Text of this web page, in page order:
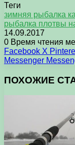
Теги
зимняя рыбалка
рыбалка плотвы
14.09.2017
0 Время чтения
Facebook X
Messenger
ПОХОЖИЕ